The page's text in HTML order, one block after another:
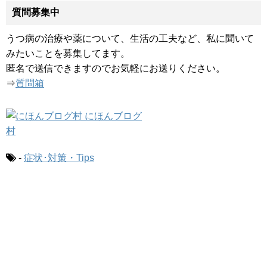
質問募集中
うつ病の治療や薬について、生活の工夫など、私に聞いて
みたいことを募集してます。
匿名で送信できますのでお気軽にお送りください。
⇒質問箱
- 症状･対策・Tips